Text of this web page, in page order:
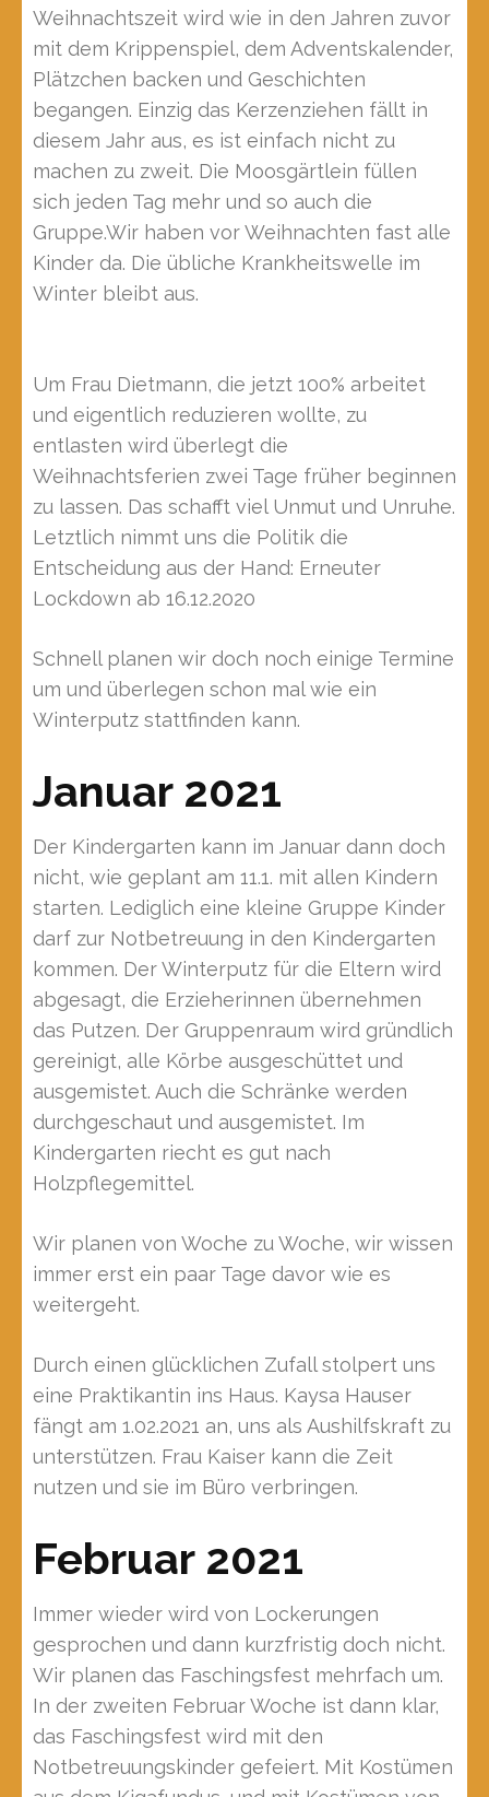
Weihnachtszeit wird wie in den Jahren zuvor
mit dem Krippenspiel, dem Adventskalender,
Plätzchen backen und Geschichten
begangen. Einzig das Kerzenziehen fällt in
diesem Jahr aus, es ist einfach nicht zu
machen zu zweit. Die Moosgärtlein füllen
sich jeden Tag mehr und so auch die
Gruppe.Wir haben vor Weihnachten fast alle
Kinder da. Die übliche Krankheitswelle im
Winter bleibt aus.
Um Frau Dietmann, die jetzt 100% arbeitet
und eigentlich reduzieren wollte, zu
entlasten wird überlegt die
Weihnachtsferien zwei Tage früher beginnen
zu lassen. Das schafft viel Unmut und Unruhe.
Letztlich nimmt uns die Politik die
Entscheidung aus der Hand: Erneuter
Lockdown ab 16.12.2020
Schnell planen wir doch noch einige Termine
um und überlegen schon mal wie ein
Winterputz stattfinden kann.
Januar 2021
Der Kindergarten kann im Januar dann doch
nicht, wie geplant am 11.1. mit allen Kindern
starten. Lediglich eine kleine Gruppe Kinder
darf zur Notbetreuung in den Kindergarten
kommen. Der Winterputz für die Eltern wird
abgesagt, die Erzieherinnen übernehmen
das Putzen. Der Gruppenraum wird gründlich
gereinigt, alle Körbe ausgeschüttet und
ausgemistet. Auch die Schränke werden
durchgeschaut und ausgemistet. Im
Kindergarten riecht es gut nach
Holzpflegemittel.
Wir planen von Woche zu Woche, wir wissen
immer erst ein paar Tage davor wie es
weitergeht.
Durch einen glücklichen Zufall stolpert uns
eine Praktikantin ins Haus. Kaysa Hauser
fängt am 1.02.2021 an, uns als Aushilfskraft zu
unterstützen. Frau Kaiser kann die Zeit
nutzen und sie im Büro verbringen.
Februar 2021
Immer wieder wird von Lockerungen
gesprochen und dann kurzfristig doch nicht.
Wir planen das Faschingsfest mehrfach um.
In der zweiten Februar Woche ist dann klar,
das Faschingsfest wird mit den
Notbetreuungskinder gefeiert. Mit Kostümen